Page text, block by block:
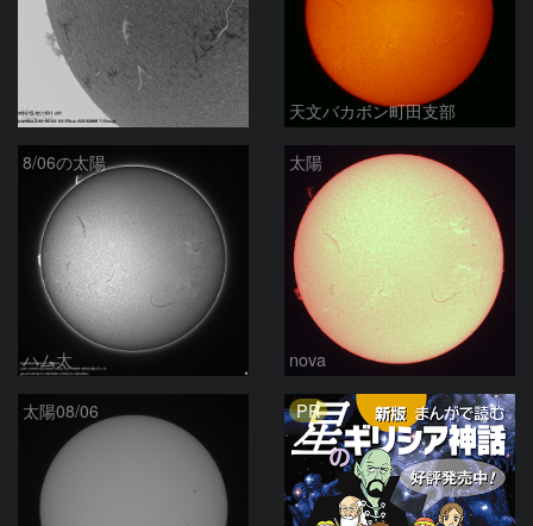
ta-o 天文バカボン町田支部
8/06の太陽
ハム太
太陽
nova
太陽08/06 PR